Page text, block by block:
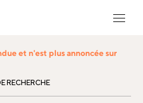
et n'est plus annoncée sur
RECHERCHE